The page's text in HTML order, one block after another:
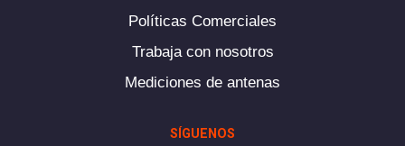
Políticas Comerciales
Trabaja con nosotros
Mediciones de antenas
SÍGUENOS